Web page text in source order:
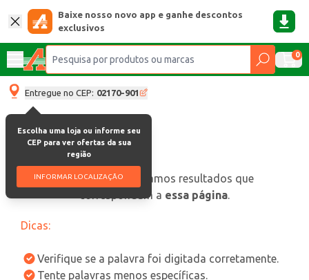
Baixe nosso novo app e ganhe descontos
exclusivos
0
Entregue no CEP: 02170-901
Escolha uma loja ou informe seu
CEP para ver ofertas da sua
região
INFORMAR LOCALIZAÇÃO
oops, não encontramos resultados que
correspondam a essa página.
Dicas:
Verifique se a palavra foi digitada corretamente.
Tente palavras menos específicas.